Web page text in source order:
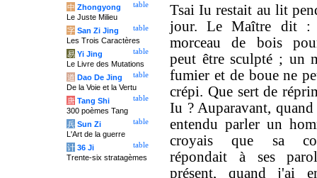
Tsai Iu restait au lit
jour. Le Maître dit
morceau de bois
peut être sculpté ; un
fumier et de boue ne
crépi. Que sert de
Iu ? Auparavant, quand
entendu parler un
croyais que sa
répondait à ses
présent, quand j'ai
table
中 Zhongyong
Le Juste Milieu
table
字 San Zi Jing
Les Trois Caractères
table
易 Yi Jing
Le Livre des Mutations
table
道 Dao De Jing
De la Voie et la Vertu
table
唐 Tang Shi
300 poèmes Tang
table
兵 Sun Zi
L'Art de la guerre
table
计 36 Ji
Trente-six stratagèmes